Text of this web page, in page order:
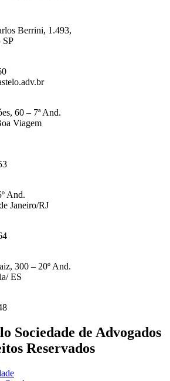
Berrini, 1.493,
SP
60 – 7ª And.
Viagem
And.
Janeiro/RJ
300 – 20º And.
ES
Sociedade de Advogados
Reservados